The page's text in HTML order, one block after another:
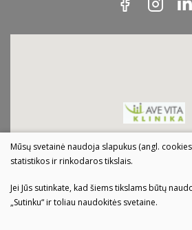
Mūsų svetainė naudoja slapukus (angl.
statistikos ir rinkodaros tikslais.
Jei Jūs sutinkate, kad šiems tikslams būtų
„Sutinku“ ir toliau naudokitės svetaine.